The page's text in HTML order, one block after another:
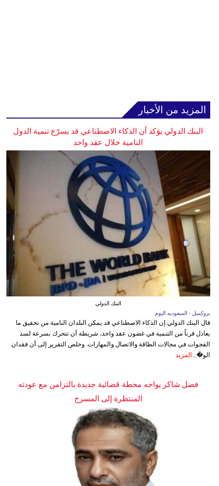
المزيد من الأخبار
البنك الدولي يؤكد أن الذكاء الاصطناعي قد يسرّع تنمية الدول
النامية خلال عقد واحد
البنك الدولي
بروكسل - السعوديه اليوم
قال البنك الدولي إن الذكاء الاصطناعي قد يمكن البلدان النامية من تحقيق ما
يعادل قرناً من التنمية في غضون عقد واحد، شريطة أن تتحرك بسرعة لسد
الفجوات في مجالات الطاقة والاتصال والمهارات. وخلص التقرير إلى أن فقدان
الو�...
المزيد
فضل شاكر يواجه محطة قضائية جديدة بالتزامن مع عودته
المنتظرة إلى المسرح